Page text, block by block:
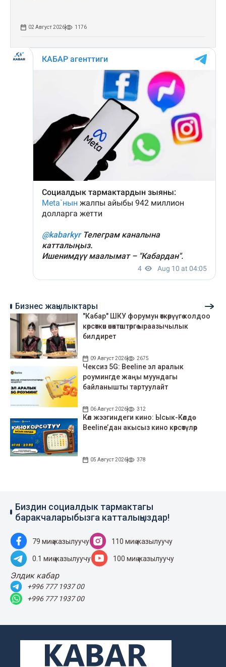
02 Август 2026 1176
Бизнес жаңылыктары
"Кабар" ШКУ форумун өткөрүүгө колдоо
көрсөткөн өнөктөштөргө ыраазычылык
билдирет
09 Август 2026 2675
Чексиз 5G: Beeline эл аралык
роумингде жаңы муундагы
байланышты тартуулайт
06 Август 2026 312
Көл жээгиндеги кино: Ысык-Көлдө
Beeline’дан акысыз кино көрсөтүлөр
05 Август 2026 378
Биздин социалдык тармактагы
баракчаларыбызга катталыңыздар!
79 миң жазылуучу 110 миң жазылуучу
0.1 миң жазылуучу 100 миң жазылуучу
Элдик кабар
+996 777 1937 00
+996 777 1937 00